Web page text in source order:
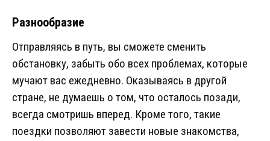
Разнообразие
Отправляясь в путь, вы сможете сменить
обстановку, забыть обо всех проблемах, которые
мучают вас ежедневно. Оказываясь в другой
стране, не думаешь о том, что осталось позади,
всегда смотришь вперед. Кроме того, такие
поездки позволяют завести новые знакомства,